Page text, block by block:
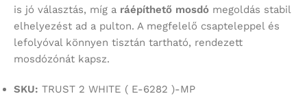
is jó választás, míg a ráépíthető mosdó megoldás stabil
elhelyezést ad a pulton. A megfelelő csapteleppel és
lefolyóval könnyen tisztán tartható, rendezett
mosdózónát kapsz.
SKU: TRUST 2 WHITE ( E-6282 )-MP